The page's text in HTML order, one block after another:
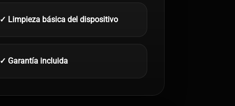
✓ Limpieza básica del dispositivo
✓ Garantía incluida